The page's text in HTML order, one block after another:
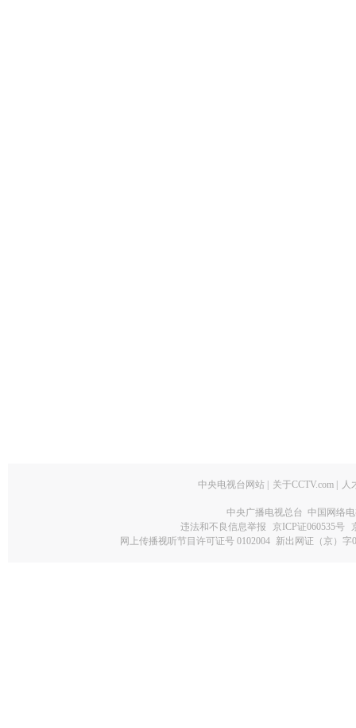
中央电视台网站 关于CCTV.com 人
中央广播电视总台 中国网络
违法和不良信息举报
京ICP证060535号
网上传播视听节目许可证号 0102004 新出网证（京）